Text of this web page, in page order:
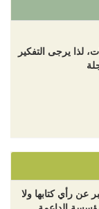
لذا يرجى التفكير
عن رأي كتابها ولا